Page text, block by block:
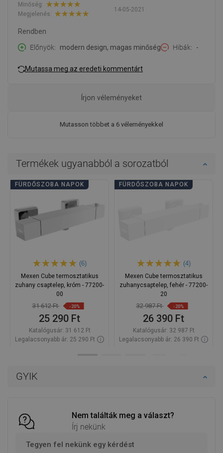
GYIK
Nem találták meg a választ?
Írj nekünk
Tegyen fel nekünk egy kérdést
14-05-2021
Minőség:
Megjelenés:
Rendben
Előnyök
modern design, magas minőség Hibák -
Mutassa meg az eredeti kommentárt
Mutasson többet a 6 véleményekkel
Írjon véleményeket
Termékek ugyanabból a sorozatból
FÜRDŐSZOBA NAPOK
(6)
Mexen Cube termosztatikus
zuhany csaptelep, króm - 77200-
00
31 612 Ft -20%
25 290 Ft
Katalógusár: 31 612 Ft
Legalacsonyabb ár: 25 290 Ft
FÜRDŐSZOBA NAPOK
(4)
Mexen Cube termosztatikus
zuhanycsaptelep, fehér - 77200-
20
32 987 Ft -20%
26 390 Ft
Katalógusár: 32 987 Ft
Legalacsonyabb ár: 26 390 Ft